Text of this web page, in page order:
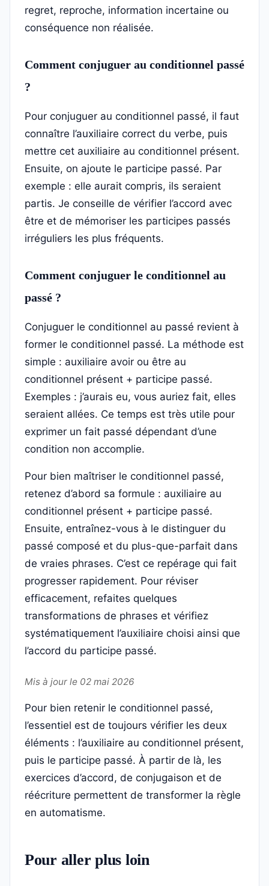
regret, reproche, information incertaine ou
conséquence non réalisée.
Comment conjuguer au conditionnel passé
?
Pour conjuguer au conditionnel passé, il faut
connaître l’auxiliaire correct du verbe, puis
mettre cet auxiliaire au conditionnel présent.
Ensuite, on ajoute le participe passé. Par
exemple : elle aurait compris, ils seraient
partis. Je conseille de vérifier l’accord avec
être et de mémoriser les participes passés
irréguliers les plus fréquents.
Comment conjuguer le conditionnel au
passé ?
Conjuguer le conditionnel au passé revient à
former le conditionnel passé. La méthode est
simple : auxiliaire avoir ou être au
conditionnel présent + participe passé.
Exemples : j’aurais eu, vous auriez fait, elles
seraient allées. Ce temps est très utile pour
exprimer un fait passé dépendant d’une
condition non accomplie.
Pour bien maîtriser le conditionnel passé,
retenez d’abord sa formule : auxiliaire au
conditionnel présent + participe passé.
Ensuite, entraînez-vous à le distinguer du
passé composé et du plus-que-parfait dans
de vraies phrases. C’est ce repérage qui fait
progresser rapidement. Pour réviser
efficacement, refaites quelques
transformations de phrases et vérifiez
systématiquement l’auxiliaire choisi ainsi que
l’accord du participe passé.
Mis à jour le 02 mai 2026
Pour bien retenir le conditionnel passé,
l’essentiel est de toujours vérifier les deux
éléments : l’auxiliaire au conditionnel présent,
puis le participe passé. À partir de là, les
exercices d’accord, de conjugaison et de
réécriture permettent de transformer la règle
en automatisme.
Pour aller plus loin